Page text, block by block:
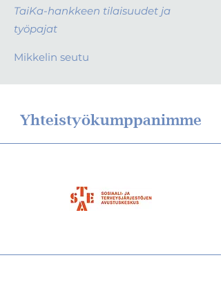
TaiKa-hankkeen tilaisuudet ja
työpajat
Mikkelin seutu
Yhteistyökumppanimme